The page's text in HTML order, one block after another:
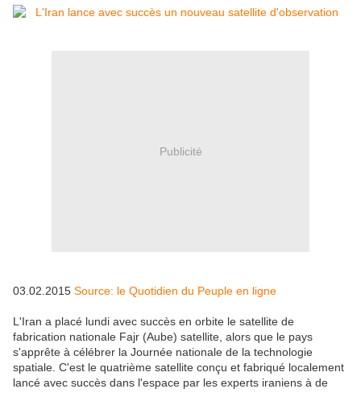
Publicité
03.02.2015 Source: le Quotidien du Peuple en ligne
L'Iran a placé lundi avec succès en orbite le satellite de
fabrication nationale Fajr (Aube) satellite, alors que le pays
s'apprête à célébrer la Journée nationale de la technologie
spatiale. C'est le quatrième satellite conçu et fabriqué localement
lancé avec succès dans l'espace par les experts iraniens à de